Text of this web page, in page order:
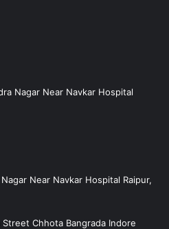
Nagar Near Navkar Hospital
Near Navkar Hospital Raipur,
Chhota Bangrada Indore